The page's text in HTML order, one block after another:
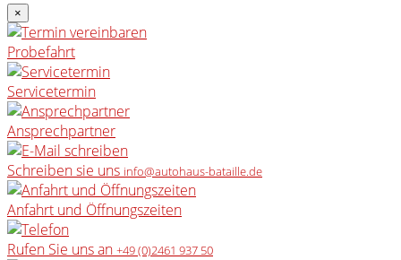
×
Probefahrt
Servicetermin
Ansprechpartner
Schreiben sie uns info@autohaus-bataille.de
Anfahrt und Öffnungszeiten
Rufen Sie uns an +49 (0)2461 937 50